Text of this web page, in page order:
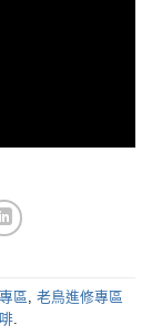
區 老鳥進修專區
.